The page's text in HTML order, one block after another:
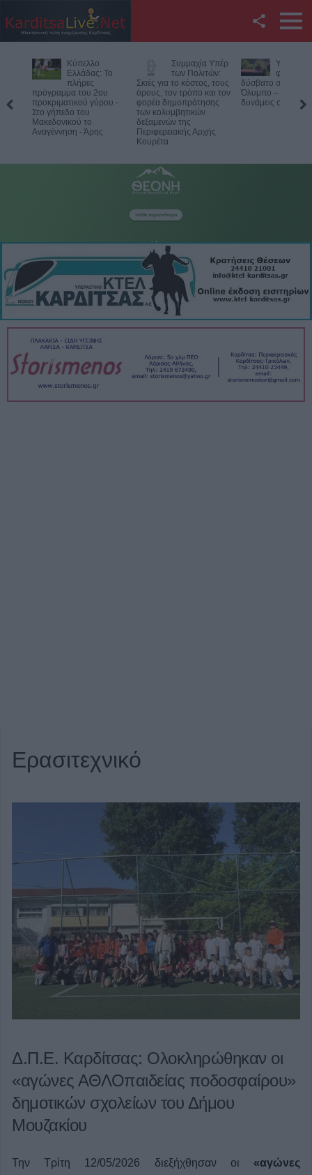
Twitter
YouTube
Αναζήτηση
Επικοινωνία με το
Κύπελλο
Ελλάδας: Το
του 2ου
γύρου -
γήπεδο του
το
- Άρης
Συμμαχία Υπέρ
των Πολιτών:
Σκιές για το κόστος, τους
όρους, τον τρόπο και τον
φορέα δημοπράτησης
των κολυμβητικών
δεξαμενών της
Περιφερειακής Αρχής
Υπό έλεγχο η
φωτιά σε
δύσβατο σημείο στον
Όλυμπο – Παραμένουν οι
δυνάμεις στο σημείο
Ερασιτεχνικό
Δ.Π.Ε. Καρδίτσας: Ολοκληρώθηκαν οι
«αγώνες ΑΘΛΟπαιδείας ποδοσφαίρου»
δημοτικών σχολείων του Δήμου
Μουζακίου
Την Τρίτη 12/05/2026 διεξήχθησαν οι «αγώνες